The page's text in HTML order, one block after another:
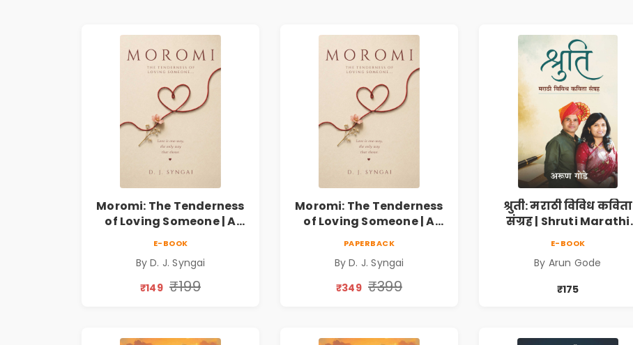
Moromi: The Tenderness
of Loving Someone | A
Love, Healing, Self-
Discovery & Emotional
E-BOOK
By D. J. Syngai
₹149 ₹199
Moromi: The Tenderness
of Loving Someone | A
Love, Healing, Self-
Discovery & Emotional
PAPERBACK
By D. J. Syngai
₹349 ₹399
श्रुती: मराठी विविध कविता
संग्रह | Shruti Marathi
देशभक्ती, प्रेम, शृंगार व
प्रेरणादायी मराठी कविता |
Marathi Poetry Book
E-BOOK
By Arun Gode
₹175